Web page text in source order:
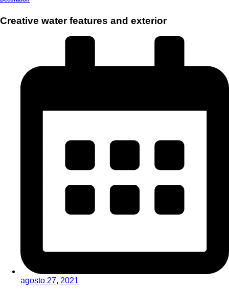
Creative water features and exterior
agosto 27, 2021